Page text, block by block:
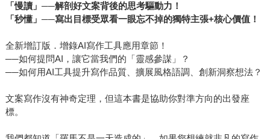
「慢讀」──解剖好文案背後的思考驅動力！
「秒懂」──寫出目標受眾看一眼忘不掉的獨特主張+核心價值！
全新增訂版．增錄AI寫作工具應用章節！
──如何提問AI，讓它當我們的「靈感參謀」？
──如何用AI工具提升寫作品質、擴展風格語調、創新洞察想法？
文案寫作沒有神奇定理，但這本書是協助你對準方向的出發座
標。